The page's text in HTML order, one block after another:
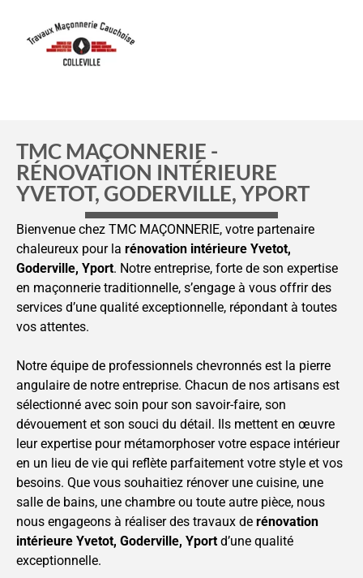
TMC MAÇONNERIE -
RÉNOVATION INTÉRIEURE
YVETOT, GODERVILLE, YPORT
Bienvenue chez TMC MAÇONNERIE, votre partenaire
chaleureux pour la rénovation intérieure Yvetot,
Goderville, Yport. Notre entreprise, forte de son expertise
en maçonnerie traditionnelle, s’engage à vous offrir des
services d’une qualité exceptionnelle, répondant à toutes
vos attentes.
Notre équipe de professionnels chevronnés est la pierre
angulaire de notre entreprise. Chacun de nos artisans est
sélectionné avec soin pour son savoir-faire, son
dévouement et son souci du détail. Ils mettent en œuvre
leur expertise pour métamorphoser votre espace intérieur
en un lieu de vie qui reflète parfaitement votre style et vos
besoins. Que vous souhaitiez rénover une cuisine, une
salle de bains, une chambre ou toute autre pièce, nous
nous engageons à réaliser des travaux de rénovation
intérieure Yvetot, Goderville, Yport d’une qualité
exceptionnelle.